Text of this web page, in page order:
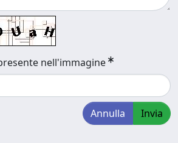
nell'immagine
Annulla Invia